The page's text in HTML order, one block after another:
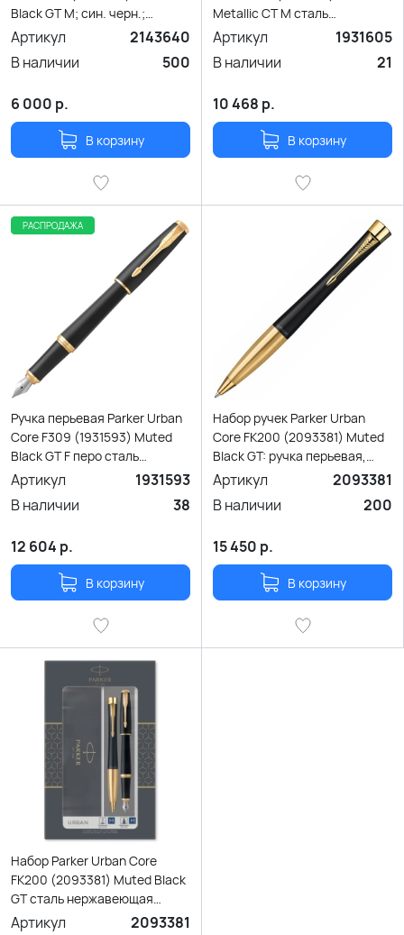
Black GT M; син. черн.;
подар.кор.
Артикул
2143640
В наличии
500
6 000 р.
В корзину
Metallic CT M сталь
нержавеющая подар.кор.
Артикул
1931605
В наличии
21
10 468 р.
В корзину
РАСПРОДАЖА
Ручка перьевая Parker Urban
Core F309 (1931593) Muted
Black GT F перо сталь
нержавеющая подар.кор.
Артикул
1931593
В наличии
38
12 604 р.
В корзину
Набор ручек Parker Urban
Core FK200 (2093381) Muted
Black GT: ручка перьевая,
ручка шариковая; подар.кор.
Артикул
2093381
В наличии
200
15 450 р.
В корзину
Набор Parker Urban Core
FK200 (2093381) Muted Black
GT сталь нержавеющая
подар.кор.
Артикул
2093381